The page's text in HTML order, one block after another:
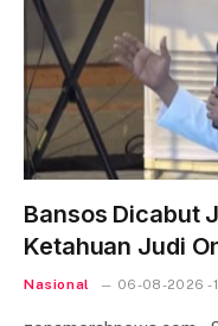
Bansos Dicabut
Ketahuan Judi
Nasional 06-08-2026 -